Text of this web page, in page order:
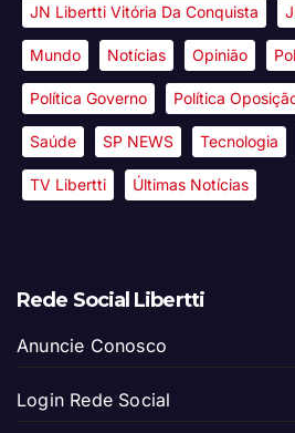
JN Libertti Vitória Da Conquista
Mundo Notícias Opinião
Política Governo Política
Saúde SP NEWS Tecnologia
TV Libertti Últimas Notícias
Rede Social Libertti
Anuncie Conosco
Login Rede Social